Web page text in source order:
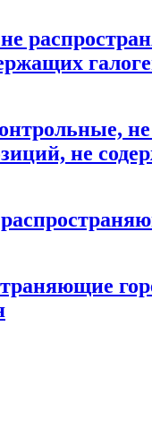
не